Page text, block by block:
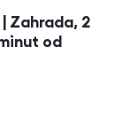
Zahrada, 2
od